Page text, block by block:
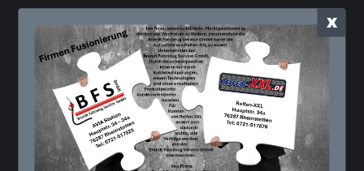
x
Kontakt
Reifen XXL - Thomas Brandt
Hauptstr. 34a
76287 Rheinstetten
0721 - 51 78 76
0721 - 51 74 59